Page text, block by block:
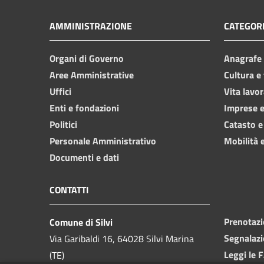
AMMINISTRAZIONE
Organi di Governo
Aree Amministrative
Uffici
Enti e fondazioni
Politici
Personale Amministrativo
Documenti e dati
Cultura
Vita
Imprese
Catasto
Mobilità
CONTATTI
Comune di Silvi
Via Garibaldi 16, 64028 Silvi Marina
(TE)
Leggi le